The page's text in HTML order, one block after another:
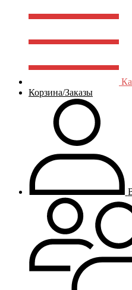
Корзина/Заказы